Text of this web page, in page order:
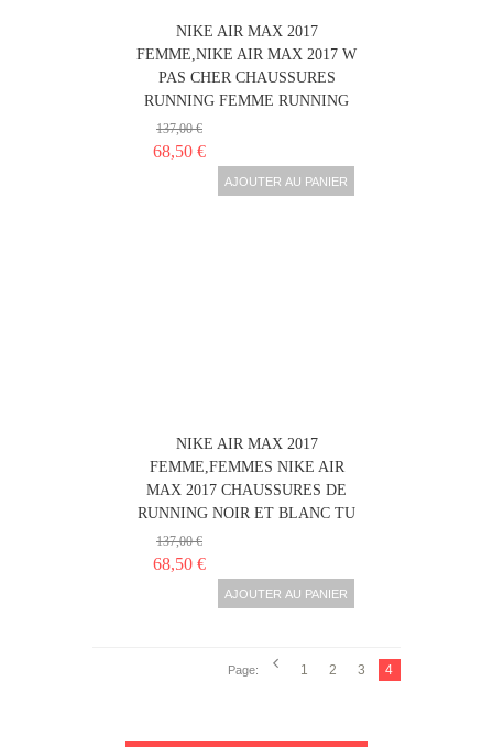
NIKE AIR MAX 2017
FEMME,NIKE AIR MAX 2017 W
PAS CHER CHAUSSURES
RUNNING FEMME RUNNING
137,00 €
68,50 €
AJOUTER AU PANIER
NIKE AIR MAX 2017
FEMME,FEMMES NIKE AIR
MAX 2017 CHAUSSURES DE
RUNNING NOIR ET BLANC TU
137,00 €
68,50 €
AJOUTER AU PANIER
Page: 1 2 3 4